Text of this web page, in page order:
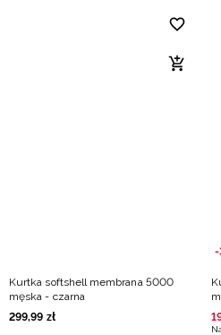
Kurtka softshell membrana 5000
męska - czarna
299,99 zł
-